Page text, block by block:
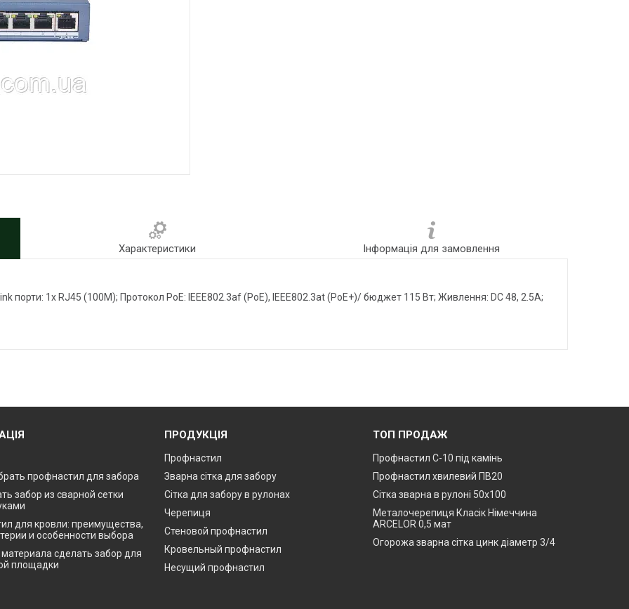
Характеристики Інформація для замовлення
порти: 1x RJ45 (100M); Протокол PoE: IEEE802.3af (PoE), IEEE802.3at (PoE+)/ бюджет 115 Вт; Живлення: DC 48, 2.5А;
профнастил для забора
забор из сварной сетки
для кровли: преимущества,
и особенности выбора
материала сделать забор для
площадки
ПРОДУКЦІЯ
Профнастил
Зварна сітка для забору
Сітка для забору в рулонах
Черепиця
Стеновой профнастил
Кровельный профнастил
Несущий профнастил
ТОП ПРОДАЖ
Профнастил С-10 під камінь
Профнастил хвилевий ПВ20
Сітка зварна в рулоні 50х100
Металочерепиця Класік Німеччина
ARCELOR 0,5 мат
Огорожа зварна сітка цинк діаметр 3/4